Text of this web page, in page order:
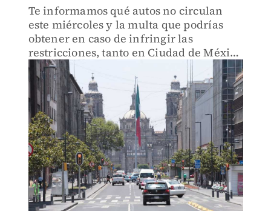
Te informamos qué autos no circulan
este miércoles y la multa que podrías
obtener en caso de infringir las
restricciones, tanto en Ciudad de México
como en el Estado de México.